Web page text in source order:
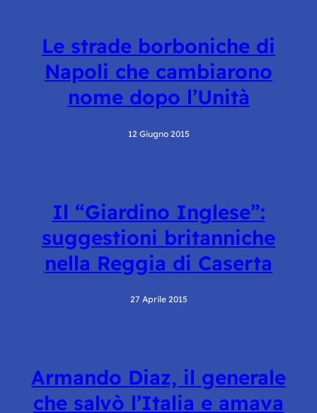
Le strade borboniche di
Napoli che cambiarono
nome dopo l’Unità
12 Giugno 2015
Il “Giardino Inglese”:
suggestioni britanniche
nella Reggia di Caserta
27 Aprile 2015
Armando Diaz, il generale
che salvò l’Italia e amava